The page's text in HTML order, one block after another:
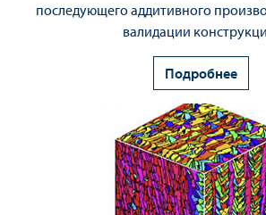
последующего аддитивного
валидации
Подробнее